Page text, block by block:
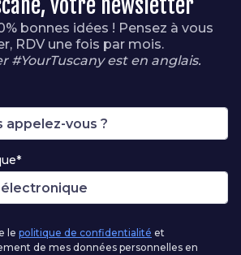
votre newsletter
bonnes idées ! Pensez à vous
RDV une fois par mois.
#YourTuscany est en anglais.
le politique de confidentialité et
de mes données personnelles en